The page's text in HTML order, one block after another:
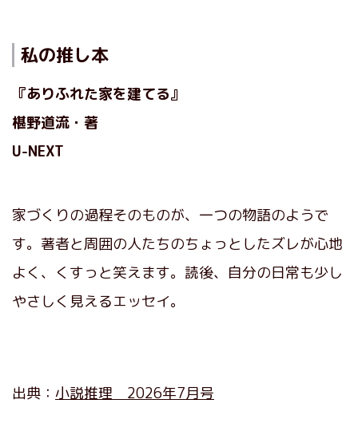
私の推し本
『ありふれた家を建てる』
椹野道流・著
U-NEXT
家づくりの過程そのものが、一つの物語のようで
す。著者と周囲の人たちのちょっとしたズレが心地
よく、くすっと笑えます。読後、自分の日常も少し
やさしく見えるエッセイ。
出典： 小説推理 2026年7月号